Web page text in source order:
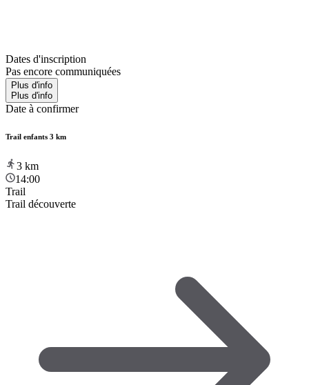
Dates d'inscription
Pas encore communiquées
Plus d'info
Plus d'info
Date à confirmer
Trail enfants 3 km
3 km
14:00
Trail
Trail découverte